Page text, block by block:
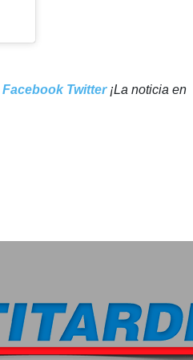
Facebook Twitter¡La noticia en